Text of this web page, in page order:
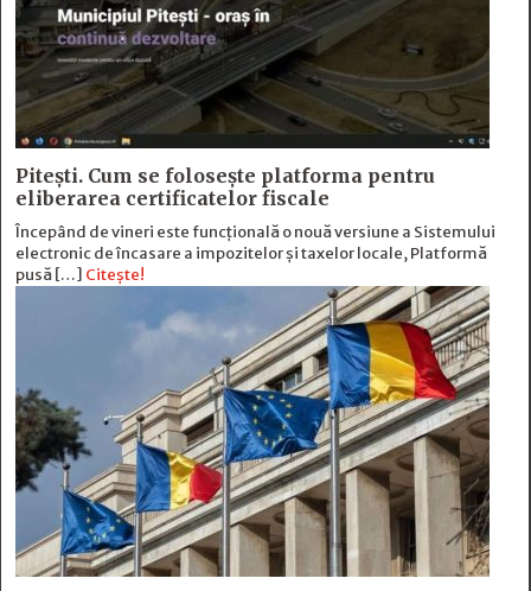
Pitești. Cum se folosește platforma pentru
eliberarea certificatelor fiscale
Începând de vineri este funcțională o nouă versiune a Sistemului
electronic de încasare a impozitelor și taxelor locale, Platformă
pusă […] Citește!